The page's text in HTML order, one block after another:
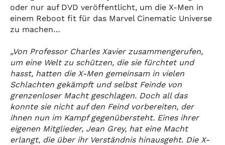
oder nur auf DVD veröffentlicht, um die X-Men in
einem Reboot fit für das Marvel Cinematic Universe
zu machen…
„Von Professor Charles Xavier zusammengerufen,
um eine Welt zu schützen, die sie fürchtet und
hasst, hatten die X-Men gemeinsam in vielen
Schlachten gekämpft und selbst Feinde von
grenzenloser Macht geschlagen. Doch all das
konnte sie nicht auf den Feind vorbereiten, der
ihnen nun im Kampf gegenübersteht. Eines ihrer
eigenen Mitglieder, Jean Grey, hat eine Macht
erlangt, die über ihr Verständnis hinausgeht. Die X-